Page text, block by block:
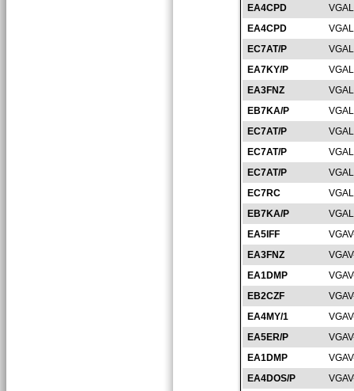
EA4CPD
EA4CPD
EC7AT/P
EA7KY/P
EA3FNZ
EB7KA/P
EC7AT/P
EC7AT/P
EC7AT/P
EC7RC
EB7KA/P
EA5IFF
EA3FNZ
EA1DMP
EB2CZF
EA4MY/1
EA5ER/P
EA1DMP
EA4DOS/P